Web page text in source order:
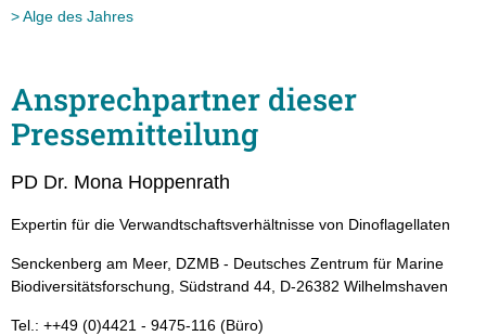
Alge des Jahres
Ansprechpartner dieser
Pressemitteilung
PD Dr. Mona Hoppenrath
Expertin für die Verwandtschaftsverhältnisse von Dinoflagellaten
Senckenberg am Meer, DZMB - Deutsches Zentrum für Marine
Biodiversitätsforschung, Südstrand 44, D-26382 Wilhelmshaven
Tel.: ++49 (0)4421 - 9475-116 (Büro)